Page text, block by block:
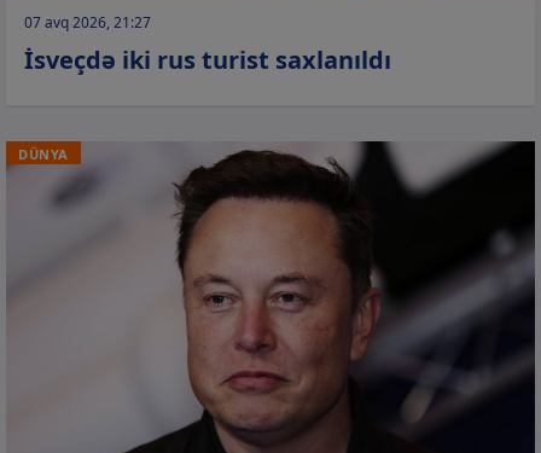
07 avq 2026, 21:27
İsveçdə iki rus turist saxlanıldı
DÜNYA